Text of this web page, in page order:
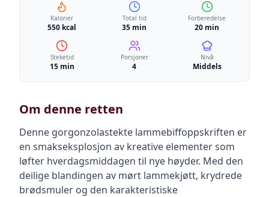
Kalorier
550 kcal
Total tid
35 min
Forberedelse
20 min
Steketid
15 min
Porsjoner
4
Nivå
Middels
Om denne retten
Denne gorgonzolastekte lammebiffoppskriften er
en smakseksplosjon av kreative elementer som
løfter hverdagsmiddagen til nye høyder. Med den
deilige blandingen av mørt lammekjøtt, krydrede
brødsmuler og den karakteristiske